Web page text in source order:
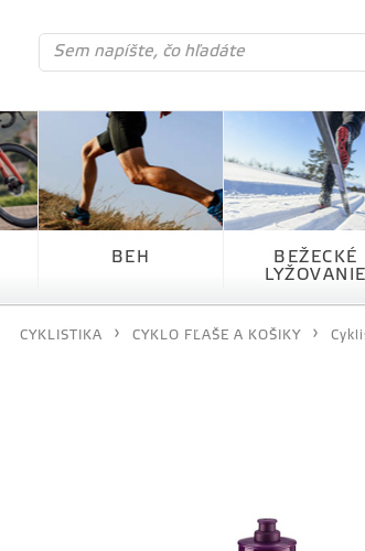
BEH
BEŽECKÉ
LYŽOVANIE
CYKLISTIKA CYKLO FĽAŠE A KOŠIKY